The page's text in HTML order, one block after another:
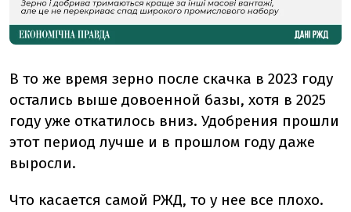
В то же время зерно после скачка в 2023 году
остались выше довоенной базы, хотя в 2025
году уже откатилось вниз. Удобрения прошли
этот период лучше и в прошлом году даже
выросли.
Что касается самой РЖД, то у нее все плохо.